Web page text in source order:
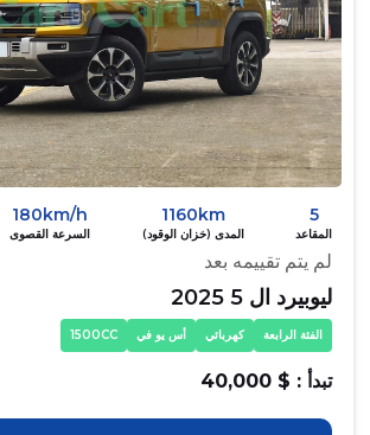
5
المقاعد
1160km
المدى (خزان الوقود)
180km/h
السرعة القصوى
لم يتم تقييمه بعد
ليوبيرد ال 5 2025
الفئة الرابعة كهربائي أس يو في 1500CC
تبدأ : $ 40,000